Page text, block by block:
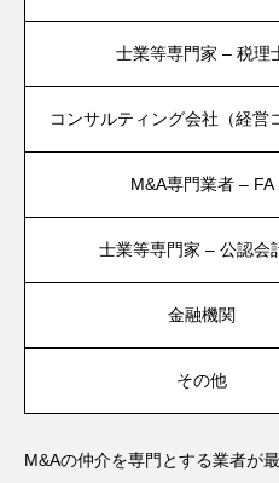
士業等専門家 – 税理
コンサルティング会社（経営
M&A専門業者 – FA
士業等専門家 – 公認会
金融機関
その他
M&Aの仲介を専門とする業者が